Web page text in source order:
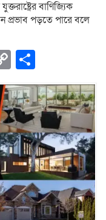
বাণিজ্যিক
প্রভাব পড়তে পারে বলে
Copy
Link